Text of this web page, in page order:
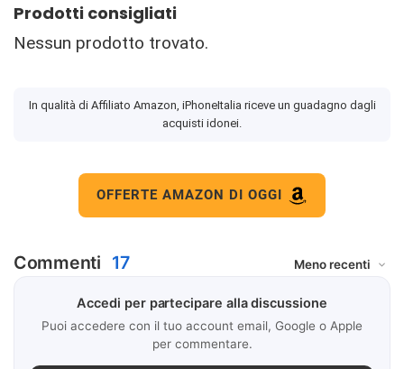
Prodotti consigliati
Nessun prodotto trovato.
In qualità di Affiliato Amazon, iPhoneItalia riceve un guadagno dagli
acquisti idonei.
OFFERTE AMAZON DI OGGI
Commenti 17
Accedi per partecipare alla discussione
Puoi accedere con il tuo account email, Google o Apple
per commentare.